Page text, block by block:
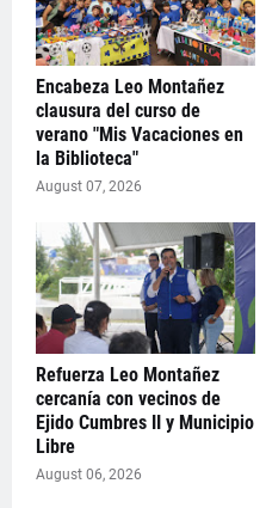
Encabeza Leo Montañez
clausura del curso de
verano "Mis Vacaciones en
la Biblioteca"
August 07, 2026
Refuerza Leo Montañez
cercanía con vecinos de
Ejido Cumbres II y Municipio
Libre
August 06, 2026